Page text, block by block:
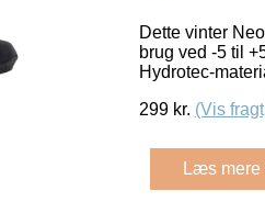
Dette vinter
brug ved -5 til
Hydrotec-
299 kr. (Vis
Læs mere